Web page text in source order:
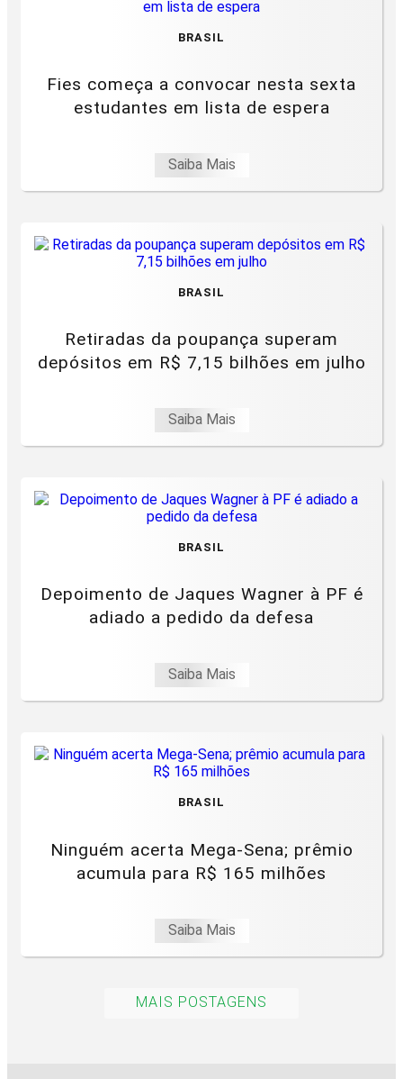
BRASIL
Fies começa a convocar nesta sexta
estudantes em lista de espera
Saiba Mais
BRASIL
Retiradas da poupança superam
depósitos em R$ 7,15 bilhões em julho
Saiba Mais
BRASIL
Depoimento de Jaques Wagner à PF é
adiado a pedido da defesa
Saiba Mais
BRASIL
Ninguém acerta Mega-Sena; prêmio
acumula para R$ 165 milhões
Saiba Mais
MAIS POSTAGENS